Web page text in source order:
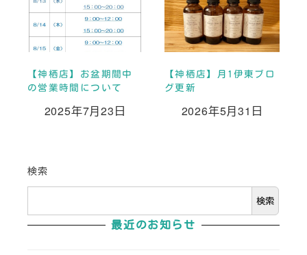
【神栖店】お盆期間中
の営業時間について
投稿日
2025年7月23日
【神栖店】月1伊東ブロ
グ更新
投稿日
2026年5月31日
検索
検索
最近のお知らせ